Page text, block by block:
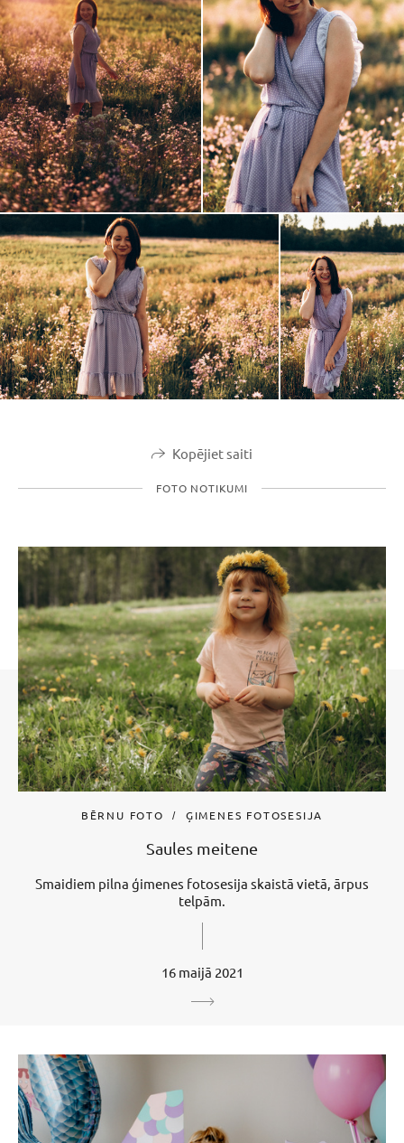
Kopējiet saiti
FOTO NOTIKUMI
BĒRNU FOTO ĢIMENES FOTOSESIJA
Saules meitene
Smaidiem pilna ģimenes fotosesija skaistā vietā, ārpus
telpām.
16 maijā 2021